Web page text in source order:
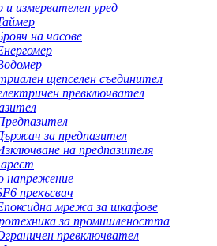
и измервателен уред
на часове
щепселен съединител
превключвател
за предпазител
на предпазителя
напрежение
прекъсвач
мрежа за шкафове
за промишлеността
превключвател